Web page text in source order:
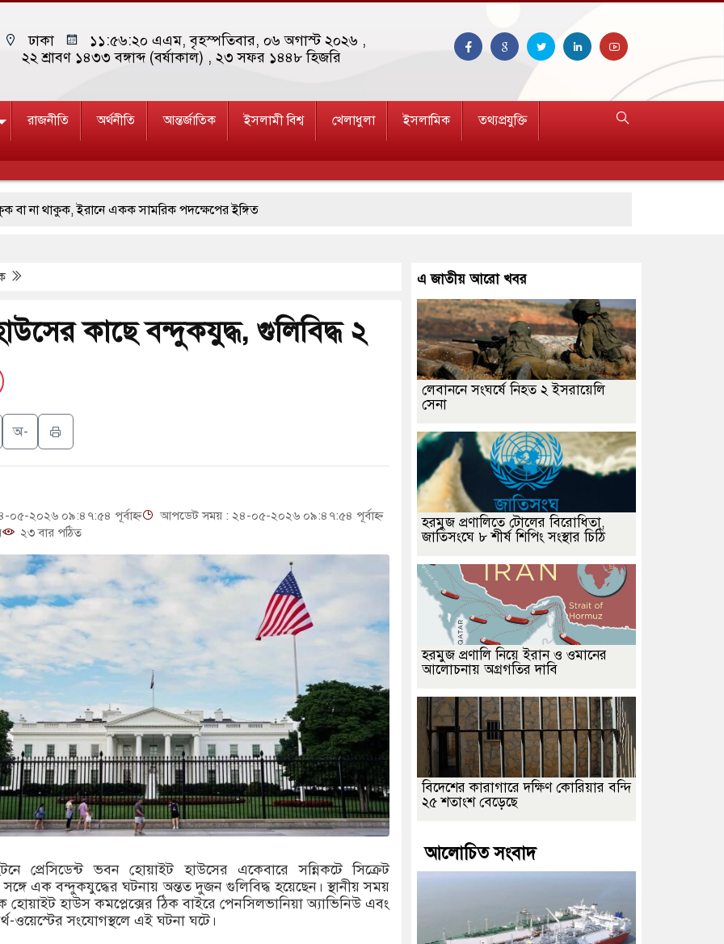
ঢাকা ১১:৫৬:২১ এএম, বৃহস্পতিবার, ০৬ অগাস্ট ২০২৬ ,
২২ শ্রাবণ ১৪৩৩ বঙ্গাব্দ (বর্ষাকাল) , ২৩ সফর ১৪৪৮ হিজরি
রাজনীতি অর্থনীতি আন্তর্জাতিক ইসলামী বিশ্ব খেলাধুলা ইসলামিক তথ্যপ্রযুক্তি
ইরানে একক সামরিক পদক্ষেপের ইঙ্গিত
নতুন বাংলাদেশের পথচলার কেন্দ্র হবে: ড. ইউনূস
ও ছাত্রলীগের আচরণ ইসরায়েলের মতো: সাদিক
ও পাহাড়ি ঢলে ফুঁসে উঠেছে তিস্তা
ক্ষেপণাস্ত্র ইউনিট মোতায়েন করা হয়েছে: কিয়েভ
শিকার ভারতীয় জাহাজ ডুবল
গণঅভ্যুত্থান দিবস
কেন্দ্রের ইউনিট-১ এ আবারও বিদ্যুৎ উৎপাদন শুরু
রুশ নাগরিকদের মারামারি: নিহত ১
কাছে বন্দুকযুদ্ধ, গুলিবিদ্ধ ২
অ-
২০২৬ ০৯:৪৭:৫৪ পূর্বাহ্ন
আপডেট সময় : ২৪-০৫-২০২৬ ০৯:৪৭:৫৪ পূর্বাহ্ন
২৩ বার পঠিত
প্রেসিডেন্ট ভবন হোয়াইট হাউসের একেবারে সন্নিকটে সিক্রেট
সঙ্গে এক বন্দুকযুদ্ধের ঘটনায় অন্তত দুজন গুলিবিদ্ধ হয়েছেন। স্থানীয় সময়
হোয়াইট হাউস কমপ্লেক্সের ঠিক বাইরে পেনসিলভানিয়া অ্যাভিনিউ এবং
ওয়েস্টের সংযোগস্থলে এই ঘটনা ঘটে।
এ জাতীয় আরো খবর
লেবাননে সংঘর্ষে নিহত ২ ইসরায়েলি
সেনা
হরমুজ প্রণালিতে টোলের বিরোধিতা,
জাতিসংঘে ৮ শীর্ষ শিপিং সংস্থার চিঠি
হরমুজ প্রণালি নিয়ে ইরান ও ওমানের
আলোচনায় অগ্রগতির দাবি
বিদেশের কারাগারে দক্ষিণ কোরিয়ার বন্দি
২৫ শতাংশ বেড়েছে
আলোচিত সংবাদ